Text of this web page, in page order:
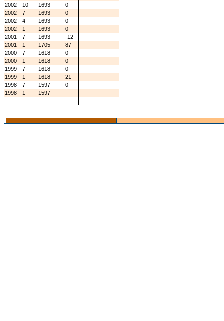
2002
10 1693
0
2002
7 1693
0
2002
4 1693
0
2002
1 1693
0
2001
7 1693
-12
2001
1 1705
87
2000
7 1618
0
2000
1 1618
0
1999
7 1618
0
1999
1 1618
21
1998
7 1597
0
1998
1 1597